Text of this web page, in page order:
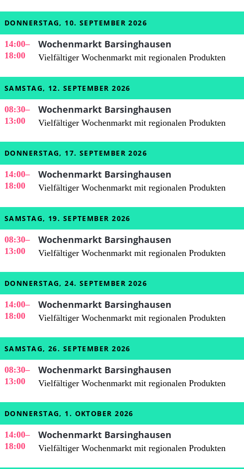
DONNERSTAG, 10. SEPTEMBER 2026
14:00–
18:00
Wochenmarkt Barsinghausen
Vielfältiger Wochenmarkt mit regionalen Produkten
SAMSTAG, 12. SEPTEMBER 2026
08:30–
13:00
Wochenmarkt Barsinghausen
Vielfältiger Wochenmarkt mit regionalen Produkten
DONNERSTAG, 17. SEPTEMBER 2026
14:00–
18:00
Wochenmarkt Barsinghausen
Vielfältiger Wochenmarkt mit regionalen Produkten
SAMSTAG, 19. SEPTEMBER 2026
08:30–
13:00
Wochenmarkt Barsinghausen
Vielfältiger Wochenmarkt mit regionalen Produkten
DONNERSTAG, 24. SEPTEMBER 2026
14:00–
18:00
Wochenmarkt Barsinghausen
Vielfältiger Wochenmarkt mit regionalen Produkten
SAMSTAG, 26. SEPTEMBER 2026
08:30–
13:00
Wochenmarkt Barsinghausen
Vielfältiger Wochenmarkt mit regionalen Produkten
DONNERSTAG, 1. OKTOBER 2026
14:00–
18:00
Wochenmarkt Barsinghausen
Vielfältiger Wochenmarkt mit regionalen Produkten